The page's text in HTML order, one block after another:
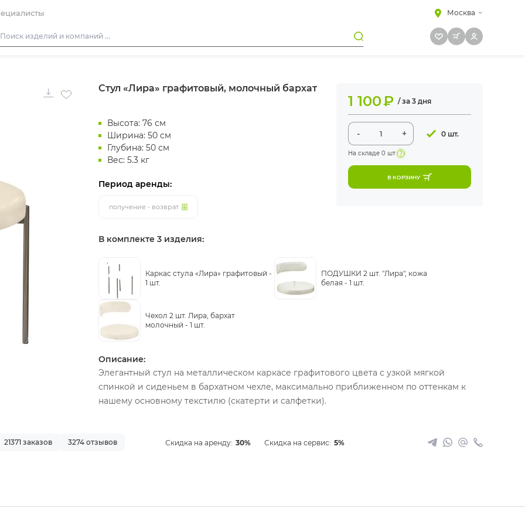
Москва
Барная мебель
Стул «Лира» графитовый, молочный бархат
Высота: 76 см
Ширина: 50 см
Глубина: 50 см
Вес: 5.3 кг
Период аренды:
получение - возврат
1 100₽ / за 3 дня
- + 0 шт.
На складе 0 шт
В КОРЗИНУ
В комплекте 3 изделия:
Каркас стула «Лира» графитовый -
1 шт.
ПОДУШКИ 2 шт. "Лира", кожа
белая - 1 шт.
Чехол 2 шт. Лира, бархат
молочный - 1 шт.
Описание:
Элегантный стул на металлическом каркасе графитового цвета с узкой мягкой
спинкой и сиденьем в бархатном чехле, максимально приближенном по оттенкам к
нашему основному текстилю (скатерти и салфетки).
21371 заказов 3274 отзывов Скидка на аренду: 30% Скидка на сервис: 5%